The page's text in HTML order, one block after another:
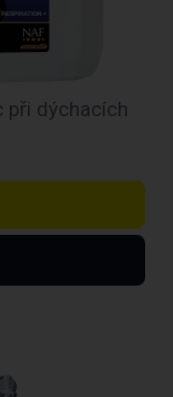
při dýchacích